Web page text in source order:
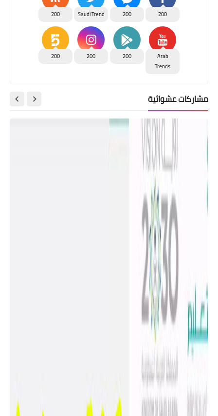
200
200
Saudi Trend
200
Arab
Trends
200
200
200
مشاركات عشوائية